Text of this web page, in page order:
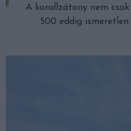
A korallzátony nem
500 eddig